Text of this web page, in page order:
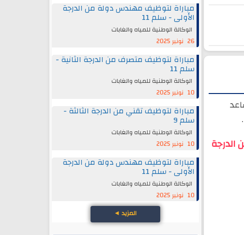
مباراة لتوظيف مهندس دولة من الدرجة
الأولى - سلم 11
الوكالة الوطنية للمياه والغابات
26 نونبر 2025
مباراة لتوظيف متصرف من الدرجة الثانية -
سلم 11
الوكالة الوطنية للمياه والغابات
10 نونبر 2025
مباراة لتوظيف تقني من الدرجة الثالثة -
سلم 9
الوكالة الوطنية للمياه والغابات
10 نونبر 2025
مباراة لتوظيف مهندس دولة من الدرجة
الأولى - سلم 11
الوكالة الوطنية للمياه والغابات
10 نونبر 2025
المزيد ◄